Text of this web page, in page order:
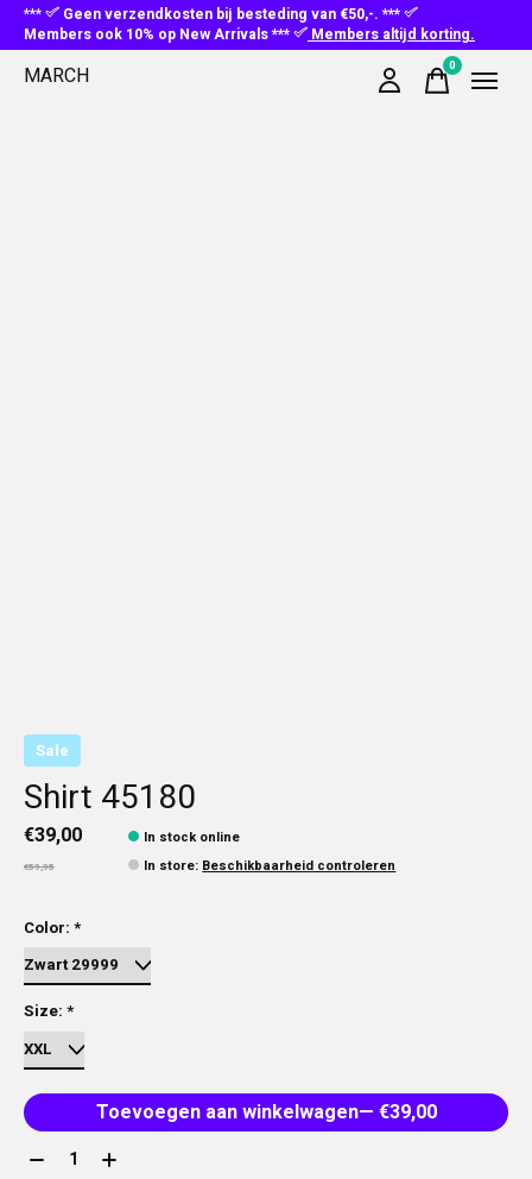
***
Geen verzendkosten bij besteding van €50,-. ***
Members ook 10% op New Arrivals ***
Members altijd korting.
MARCH 0items
Sale
Shirt 45180
€39,00
€59,95
In stock online
In store: Beschikbaarheid controleren
Color: *
Size: *
Toevoegen aan winkelwagen
— €39,00
Aantal: